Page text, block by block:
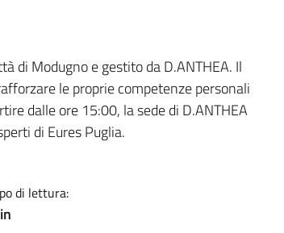
di Modugno e gestito da D.ANTHEA. Il
le proprie competenze personali
dalle ore 15:00, la sede di D.ANTHEA
di Eures Puglia.
di lettura: